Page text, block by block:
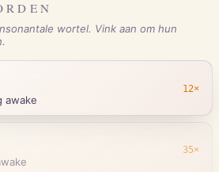
wortel. Vink aan om hun
awake
12×
35×